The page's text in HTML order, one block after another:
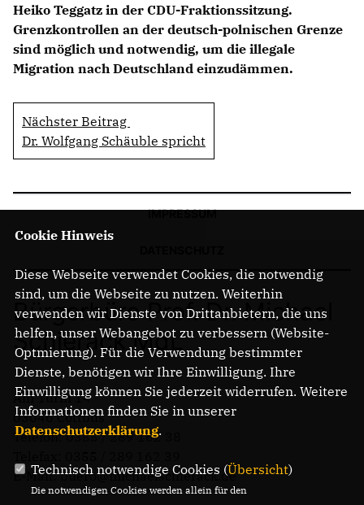
Heiko Teggatz in der CDU-Fraktionssitzung.
Grenzkontrollen an der deutsch-polnischen Grenze
sind möglich und notwendig, um die illegale
Migration nach Deutschland einzudämmen.
Nächster Beitrag
Dr. Wolfgang Schäuble spricht
IMPRESSUM
Bürgerbüro Prof. Dr. Michael
Schierack MdL
Am Turm 14
03046 Cottbus
Telefon: 0355 / 289 162 38
E-Mail: buero@michaelschierack.de
Cookie Hinweis
Diese Webseite verwendet Cookies, die notwendig
sind, um die Webseite zu nutzen. Weiterhin
verwenden wir Dienste von Drittanbietern, die uns
helfen, unser Webangebot zu verbessern (Website-
Optmierung). Für die Verwendung bestimmter
Dienste, benötigen wir Ihre Einwilligung. Ihre
Einwilligung können Sie jederzeit widerrufen. Weitere
Informationen finden Sie in unserer
Datenschutzerklärung.
Technisch notwendige Cookies (Übersicht)
Die notwendigen Cookies werden allein für den